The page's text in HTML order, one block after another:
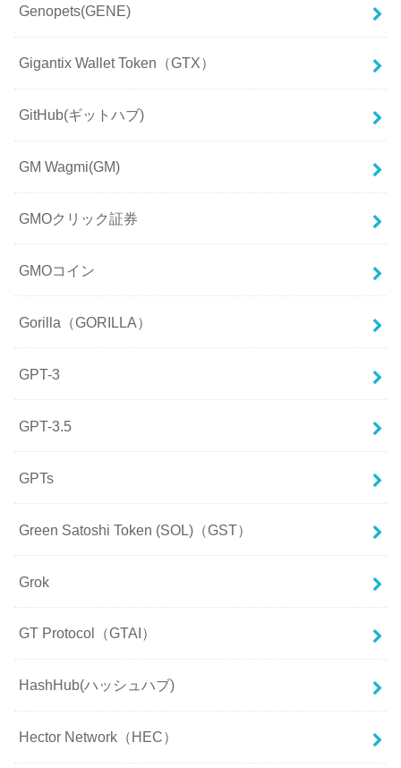
Genopets(GENE)
Gigantix Wallet Token（GTX）
GitHub(ギットハブ)
GM Wagmi(GM)
GMOクリック証券
GMOコイン
Gorilla（GORILLA）
GPT-3
GPT-3.5
GPTs
Green Satoshi Token (SOL)（GST）
Grok
GT Protocol（GTAI）
HashHub(ハッシュハブ)
Hector Network（HEC）